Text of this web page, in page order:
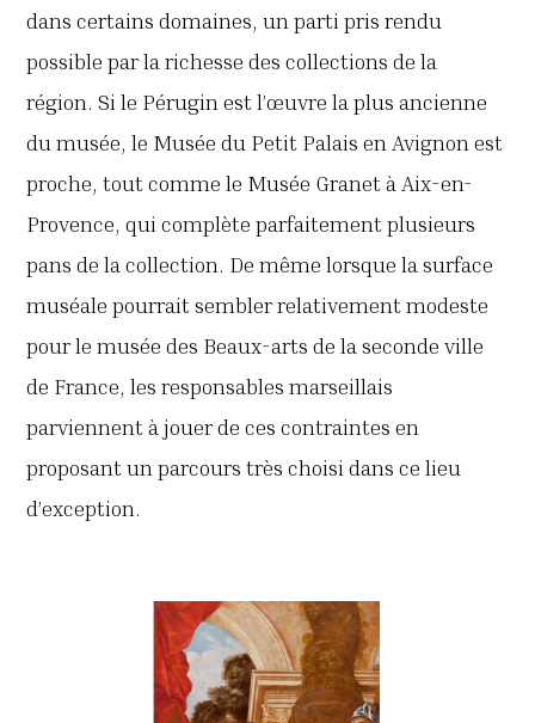
dans certains domaines, un parti pris rendu
possible par la richesse des collections de la
région. Si le Pérugin est l’œuvre la plus ancienne
du musée, le Musée du Petit Palais en Avignon est
proche, tout comme le Musée Granet à Aix-en-
Provence, qui complète parfaitement plusieurs
pans de la collection. De même lorsque la surface
muséale pourrait sembler relativement modeste
pour le musée des Beaux-arts de la seconde ville
de France, les responsables marseillais
parviennent à jouer de ces contraintes en
proposant un parcours très choisi dans ce lieu
d’exception.